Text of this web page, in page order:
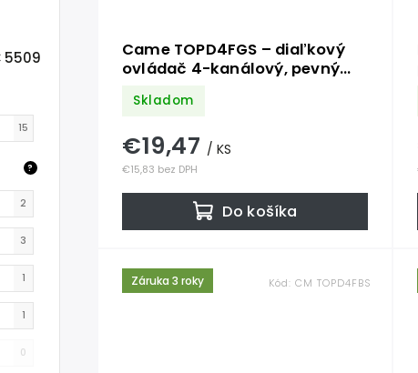
5509
15
?
2
3
1
1
0
Came TOPD4FGS – diaľkový
ovládač 4-kanálový, pevný
Skladom
€15,83 bez DPH
€19,47 / KS
Do košíka
Záruka 3 roky Kód:CM TOPD4FBS